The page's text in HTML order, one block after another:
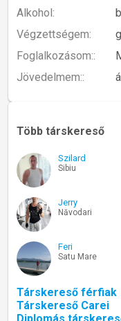
Alkohol:
Végzettségem:
Foglalkozásom::
Jövedelmem::
Több társkereső
Szilard
Sibiu
Jerry
Năvodari
Feri
Satu Mare
Társkereső férfiak
Társkereső Carei
Diplomás